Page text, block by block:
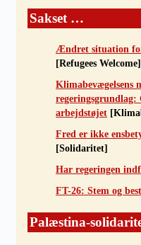
Sakset …
Ændret situation
[Refugees Welcome]
Klimabevægelsens
arbejdstøjet
Fred er ikke
[Solidaritet]
Har regeringen
FT-26: Stem og
Palæstina-